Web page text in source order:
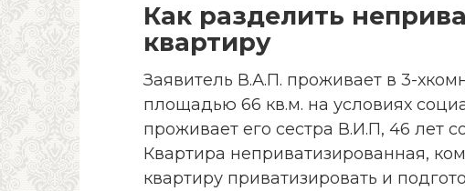
Как разделить
квартиру
Заявитель В.А.П. проживает в 3-
площадью 66 кв.м. на условиях
проживает его сестра В.И.П, 46 лет
Квартира неприватизированная,
квартиру приватизировать и